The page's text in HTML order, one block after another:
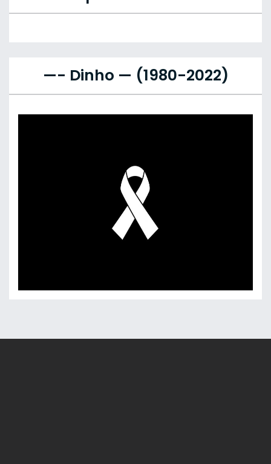
—- Dinho — (1980-2022)